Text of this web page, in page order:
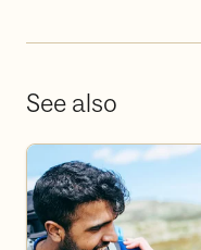
See also
Become a volunteer